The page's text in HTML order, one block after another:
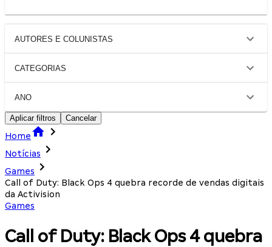
AUTORES E COLUNISTAS
CATEGORIAS
ANO
Aplicar filtros Cancelar
Home
Notícias
Games
Call of Duty: Black Ops 4 quebra recorde de vendas digitais
da Activision
Games
Call of Duty: Black Ops 4 quebra